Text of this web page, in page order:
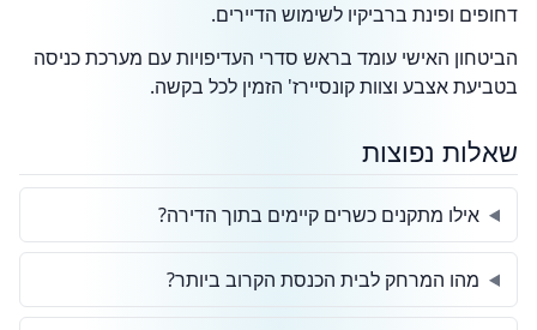
דחופים ופינת ברביקיו לשימוש הדיירים.
הביטחון האישי עומד בראש סדרי העדיפויות עם מערכת כניסה
בטביעת אצבע וצוות קונסיירז' הזמין לכל בקשה.
שאלות נפוצות
אילו מתקנים כשרים קיימים בתוך הדירה?
מהו המרחק לבית הכנסת הקרוב ביותר?